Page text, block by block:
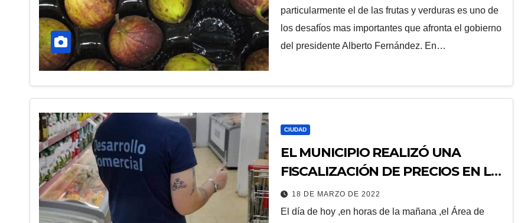
particularmente el de las frutas y verduras es uno de
los desafíos mas importantes que afronta el gobierno
del presidente Alberto Fernández. En…
CIUDAD
EL MUNICIPIO REALIZÓ UNA
FISCALIZACIÓN DE PRECIOS EN LA
CIUDAD.
18 DE MARZO DE 2022
El día de hoy ,en horas de la mañana ,el Área de